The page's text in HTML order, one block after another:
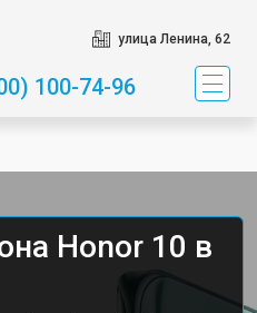
улица Ленина, 62
100-74-96
Honor 10 в